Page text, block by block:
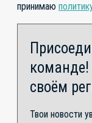
принимаю
своём
Твои новости